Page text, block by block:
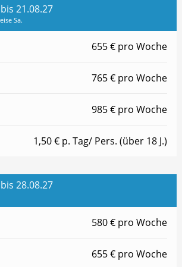
21.08.27
Sa.
655 € pro Woche
765 € pro Woche
985 € pro Woche
1,50 € p. Tag/ Pers. (über 18 J.)
28.08.27
580 € pro Woche
655 € pro Woche